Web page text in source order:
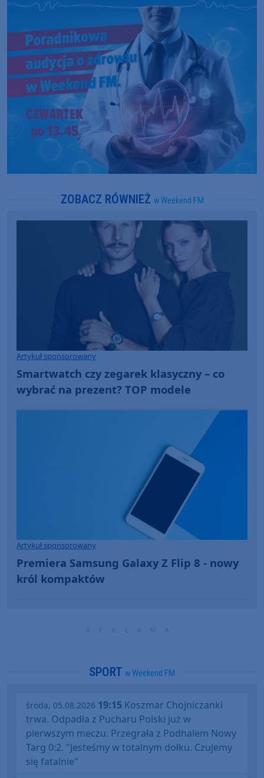
ZOBACZ RÓWNIEŻ w Weekend FM
Artykuł sponsorowany
Smartwatch czy zegarek klasyczny – co
wybrać na prezent? TOP modele
Artykuł sponsorowany
Premiera Samsung Galaxy Z Flip 8 - nowy
król kompaktów
SPORT w Weekend FM
środa, 05.08.2026 19:15 Koszmar Chojniczanki
trwa. Odpadła z Pucharu Polski już w
pierwszym meczu. Przegrała z Podhalem Nowy
Targ 0:2. "Jesteśmy w totalnym dołku. Czujemy
się fatalnie"